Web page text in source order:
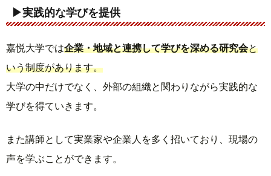
▶実践的な学びを提供
嘉悦大学では企業・地域と連携して学びを深める研究会と
いう制度があります。
大学の中だけでなく、外部の組織と関わりながら実践的な
学びを得ていきます。
また講師として実業家や企業人を多く招いており、現場の
声を学ぶことができます。